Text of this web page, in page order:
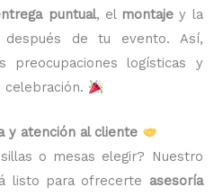
puntual, el montaje y la
de tu evento. Así,
preocupaciones logísticas y
y atención al cliente
o mesas elegir? Nuestro
listo para ofrecerte asesoría